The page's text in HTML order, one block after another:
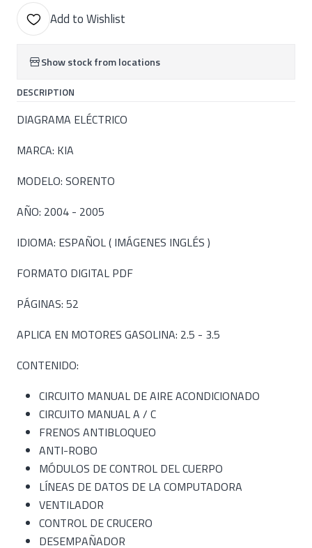
Add to Wishlist
Show stock from locations
DESCRIPTION
DIAGRAMA ELÉCTRICO
MARCA: KIA
MODELO: SORENTO
AÑO: 2004 - 2005
IDIOMA: ESPAÑOL ( IMÁGENES INGLÉS )
FORMATO DIGITAL PDF
PÁGINAS: 52
APLICA EN MOTORES GASOLINA: 2.5 - 3.5
CONTENIDO:
CIRCUITO MANUAL DE AIRE ACONDICIONADO
CIRCUITO MANUAL A / C
FRENOS ANTIBLOQUEO
ANTI-ROBO
MÓDULOS DE CONTROL DEL CUERPO
LÍNEAS DE DATOS DE LA COMPUTADORA
VENTILADOR
CONTROL DE CRUCERO
DESEMPAÑADOR